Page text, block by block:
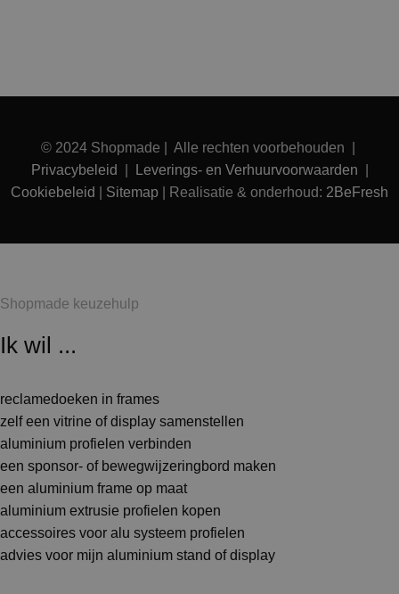
© 2024 Shopmade | Alle rechten voorbehouden |
Privacybeleid
Leverings- en Verhuurvoorwaarden
Cookiebeleid
Sitemap | Realisatie & onderhoud: 2BeFresh
Shopmade keuzehulp
Ik wil ...
reclamedoeken in frames
zelf een vitrine of display samenstellen
aluminium profielen verbinden
een sponsor- of bewegwijzeringbord maken
een aluminium frame op maat
aluminium extrusie profielen kopen
accessoires voor alu systeem profielen
advies voor mijn aluminium stand of display